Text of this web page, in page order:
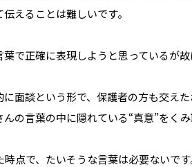
えることは難しいです。
で正確に表現しようと思っているが
面談という形で、保護者の方も交えた
の言葉の中に隠れている“真意”をくみ
点で、たいそうな言葉は必要ないです